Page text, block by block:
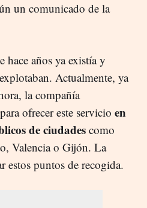
un comunicado de la
hace años ya existía y
Actualmente, ya
la compañía
ofrecer este servicio en
de ciudades como
Valencia o Gijón. La
estos puntos de recogida.